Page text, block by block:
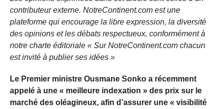
contributeur externe. NotreContinent.com est une
plateforme qui encourage la libre expression, la diversité
des opinions et les débats respectueux, conformément à
notre charte éditoriale « Sur NotreContinent.com chacun
est invité à publier ses idées »
Le Premier ministre Ousmane Sonko a récemment
appelé à une « meilleure indexation » des prix sur le
marché des oléagineux, afin d’assurer une « visibilité